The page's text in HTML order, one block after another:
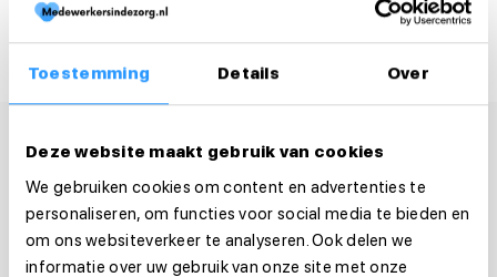
Toestemming Details Over
Deze website maakt gebruik van cookies
We gebruiken cookies om content en advertenties te
personaliseren, om functies voor social media te bieden en
om ons websiteverkeer te analyseren. Ook delen we
informatie over uw gebruik van onze site met onze